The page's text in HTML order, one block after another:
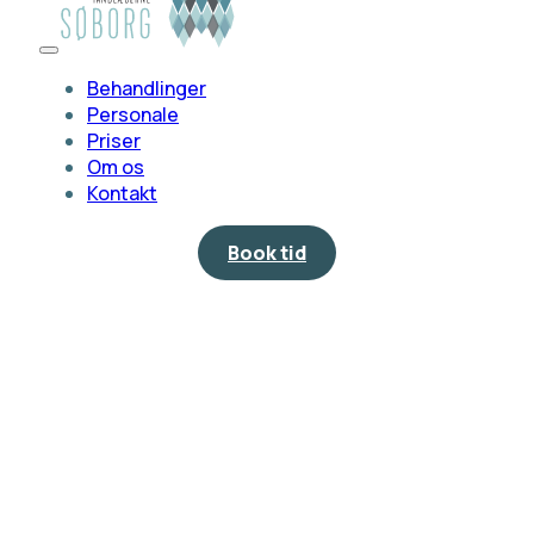
Behandlinger
Personale
Priser
Om os
Kontakt
Book tid